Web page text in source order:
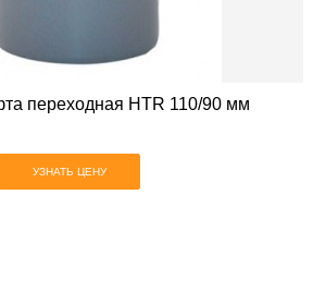
переходная HTR 110/90 мм
УЗНАТЬ ЦЕНУ